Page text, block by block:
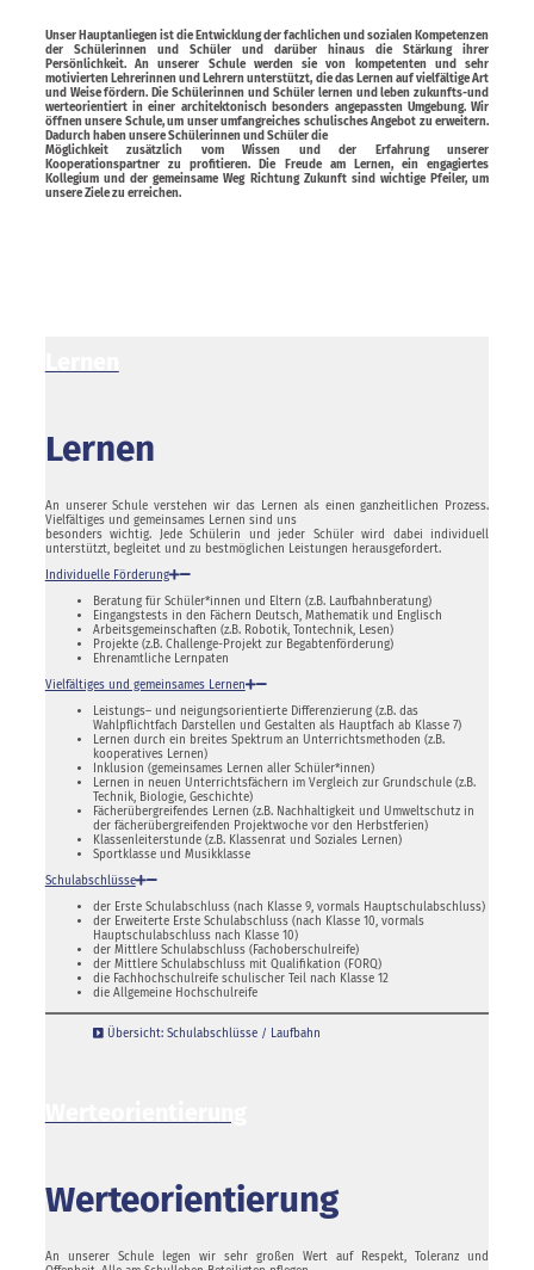
Unser Hauptanliegen ist die Entwicklung der fachlichen und sozialen Kompetenzen
der Schülerinnen und Schüler und darüber hinaus die Stärkung ihrer
Persönlichkeit. An unserer Schule werden sie von kompetenten und sehr
motivierten Lehrerinnen und Lehrern unterstützt, die das Lernen auf vielfältige Art
und Weise fördern. Die Schülerinnen und Schüler lernen und leben zukunfts-und
werteorientiert in einer architektonisch besonders angepassten Umgebung. Wir
öffnen unsere Schule, um unser umfangreiches schulisches Angebot zu erweitern.
Dadurch haben unsere Schülerinnen und Schüler die
Möglichkeit zusätzlich vom Wissen und der Erfahrung unserer
Kooperationspartner zu profitieren. Die Freude am Lernen, ein engagiertes
Kollegium und der gemeinsame Weg Richtung Zukunft sind wichtige Pfeiler, um
unsere Ziele zu erreichen.
Lernen
An unserer Schule verstehen wir das Lernen als einen ganzheitlichen Prozess.
Vielfältiges und gemeinsames Lernen sind uns
besonders wichtig. Jede Schülerin und jeder Schüler wird dabei individuell
unterstützt, begleitet und zu bestmöglichen Leistungen herausgefordert.
Individuelle Förderung
Beratung für Schüler*innen und Eltern (z.B. Laufbahnberatung)
Eingangstests in den Fächern Deutsch, Mathematik und Englisch
Arbeitsgemeinschaften (z.B. Robotik, Tontechnik, Lesen)
Projekte (z.B. Challenge-Projekt zur Begabtenförderung)
Ehrenamtliche Lernpaten
Vielfältiges und gemeinsames Lernen
Leistungs– und neigungsorientierte Differenzierung (z.B. das
Wahlpflichtfach Darstellen und Gestalten als Hauptfach ab Klasse 7)
Lernen durch ein breites Spektrum an Unterrichtsmethoden (z.B.
kooperatives Lernen)
Inklusion (gemeinsames Lernen aller Schüler*innen)
Lernen in neuen Unterrichtsfächern im Vergleich zur Grundschule (z.B.
Technik, Biologie, Geschichte)
Fächerübergreifendes Lernen (z.B. Nachhaltigkeit und Umweltschutz in
der fächerübergreifenden Projektwoche vor den Herbstferien)
Klassenleiterstunde (z.B. Klassenrat und Soziales Lernen)
Sportklasse und Musikklasse
Schulabschlüsse
der Erste Schulabschluss (nach Klasse 9, vormals Hauptschulabschluss)
der Erweiterte Erste Schulabschluss (nach Klasse 10, vormals
Hauptschulabschluss nach Klasse 10)
der Mittlere Schulabschluss (Fachoberschulreife)
der Mittlere Schulabschluss mit Qualifikation (FORQ)
die Fachhochschulreife schulischer Teil nach Klasse 12
die Allgemeine Hochschulreife
Übersicht: Schulabschlüsse / Laufbahn
Werteorientierung
An unserer Schule legen wir sehr großen Wert auf Respekt, Toleranz und